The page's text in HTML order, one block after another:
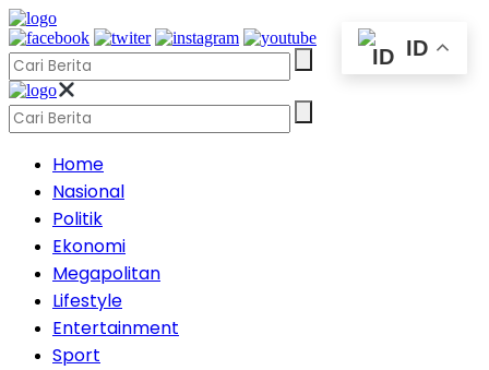
Home
Nasional
Politik
Ekonomi
Megapolitan
Lifestyle
Entertainment
Sport
ID